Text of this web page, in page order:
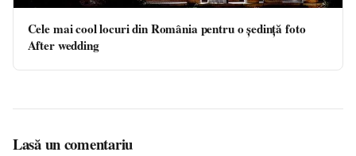
Cele mai cool locuri din România pentru o ședință foto
After wedding
Lasă un comentariu